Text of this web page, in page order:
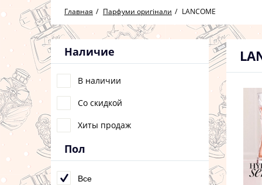
Главная Парфуми оригінали LANCOME
Наличие
В наличии
Со скидкой
Хиты продаж
Пол
Все